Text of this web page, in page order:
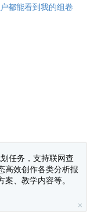
任务，支持联网查
高效创作各类分析报
、教学内容等。
都能看到我的组卷